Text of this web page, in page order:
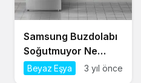
Samsung Buzdolabı
Soğutmuyor Ne
Yapmalıyım?
Beyaz Eşya 3 yıl önce